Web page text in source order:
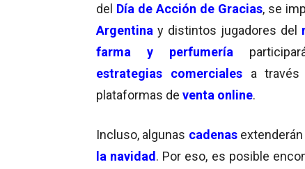
del Día de Acción de Gracias, se
Argentina y distintos jugadores del
farma y perfumería
estrategias comercialesa través
plataformas de venta online.
Incluso, algunas cadenasextenderán
la navidad. Por eso, es posible